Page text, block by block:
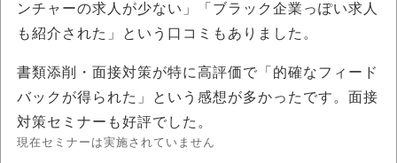
ンチャーの求人が少ない」「ブラック企業っぽい求人
も紹介された」という口コミもありました。
書類添削・面接対策が特に高評価で「的確なフィード
バックが得られた」という感想が多かったです。面接
対策セミナーも好評でした。
現在セミナーは実施されていません